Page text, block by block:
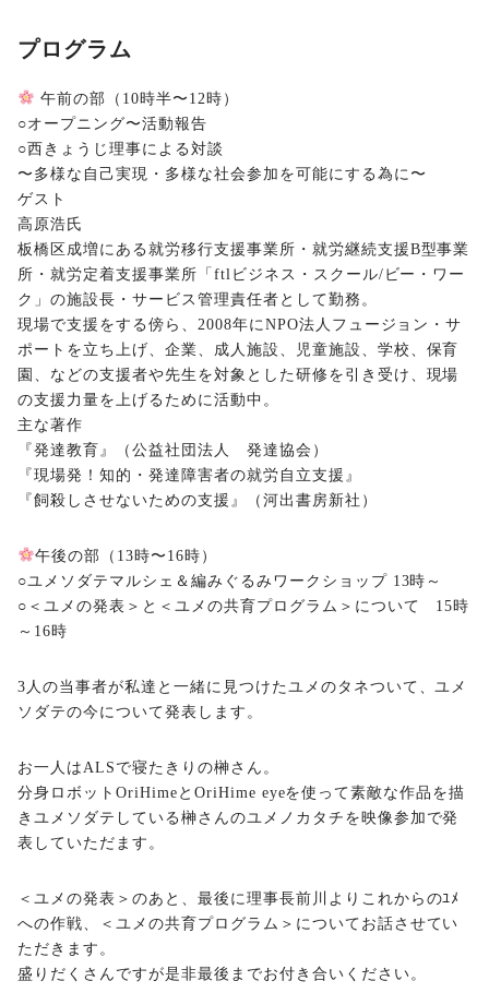
プログラム
午前の部（10時半〜12時）
○オープニング〜活動報告
○西きょうじ理事による対談
〜多様な自己実現・多様な社会参加を可能にする為に〜
ゲスト
高原浩氏
板橋区成増にある就労移行支援事業所・就労継続支援B型事業
所・就労定着支援事業所「ftlビジネス・スクール/ビー・ワー
ク」の施設長・サービス管理責任者として勤務。
現場で支援をする傍ら、2008年にNPO法人フュージョン・サ
ポートを立ち上げ、企業、成人施設、児童施設、学校、保育
園、などの支援者や先生を対象とした研修を引き受け、現場
の支援力量を上げるために活動中。
主な著作
『発達教育』（公益社団法人 発達協会）
『現場発！知的・発達障害者の就労自立支援』
『飼殺しさせないための支援』（河出書房新社）
午後の部（13時〜16時）
○ユメソダテマルシェ＆編みぐるみワークショップ 13時～
○＜ユメの発表＞と＜ユメの共育プログラム＞について 15時
～16時
3人の当事者が私達と一緒に見つけたユメのタネついて、ユメ
ソダテの今について発表します。
お一人はALSで寝たきりの榊さん。
分身ロボットOriHimeとOriHime eyeを使って素敵な作品を描
きユメソダテしている榊さんのユメノカタチを映像参加で発
表していただます。
＜ユメの発表＞のあと、最後に理事長前川よりこれからのﾕﾒ
への作戦、＜ユメの共育プログラム＞についてお話させてい
ただきます。
盛りだくさんですが是非最後までお付き合いください。